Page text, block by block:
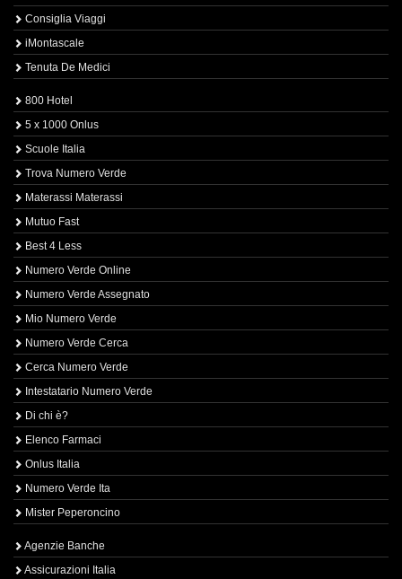
Consiglia Viaggi
iMontascale
Tenuta De Medici
800 Hotel
5 x 1000 Onlus
Scuole Italia
Trova Numero Verde
Materassi Materassi
Mutuo Fast
Best 4 Less
Numero Verde Online
Numero Verde Assegnato
Mio Numero Verde
Numero Verde Cerca
Cerca Numero Verde
Intestatario Numero Verde
Di chi è?
Elenco Farmaci
Onlus Italia
Numero Verde Ita
Mister Peperoncino
Agenzie Banche
Assicurazioni Italia